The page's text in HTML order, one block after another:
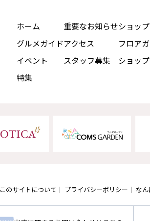
ホーム
グルメガイド
イベント
特集
重要なお知らせ
アクセス
スタッフ募集
ショッ
フロア
ショッ
このサイトについて プライバシーポリシー な